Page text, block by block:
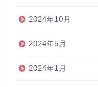
2024年10月
2024年5月
2024年1月